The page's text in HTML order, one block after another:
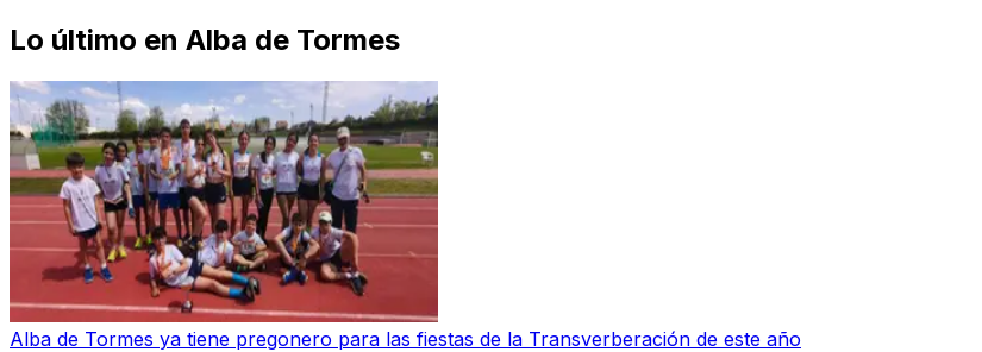
Lo último en Alba de Tormes
Alba de Tormes ya tiene pregonero para las fiestas de la Transverberación de este año